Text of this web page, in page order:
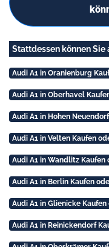
Stattdessen können Sie
Audi A1 in Oranienburg
Audi A1 in Oberhavel
Audi A1 in Hohen
Audi A1 in Velten Kaufen
Audi A1 in Wandlitz Kaufen
Audi A1 in Berlin Kaufen
Audi A1 in Glienicke
Audi A1 in Reinickendorf